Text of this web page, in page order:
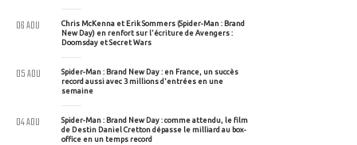
Chris McKenna et Erik Sommers (Spider-Man : Brand
New Day) en renfort sur l'écriture de Avengers :
Doomsday et Secret Wars
06 AOU
Spider-Man : Brand New Day : en France, un succès
record aussi avec 3 millions d'entrées en une
semaine
05 AOU
Spider-Man : Brand New Day : comme attendu, le film
de Destin Daniel Cretton dépasse le milliard au box-
office en un temps record
04 AOU